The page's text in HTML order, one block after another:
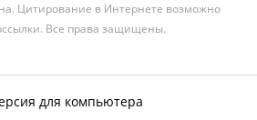
Цитирование в Интернете возможно
Все права защищены.
для компьютера